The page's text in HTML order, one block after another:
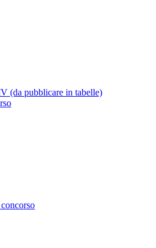
(da pubblicare in tabelle)